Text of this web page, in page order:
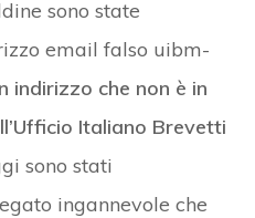
sono state
email falso uibm-
indirizzo che non è in
Italiano Brevetti
sono stati
ingannevole che